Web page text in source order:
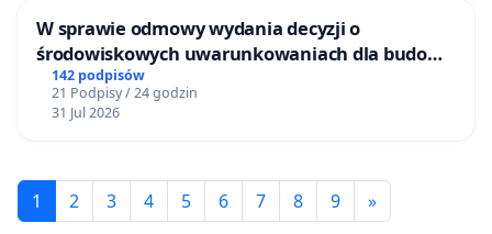
W sprawie odmowy wydania decyzji o
środowiskowych uwarunkowaniach dla budowy
zakładu wytwarzania biometanu „Krynki” w
Ostrowiu Południowym oraz ochrony
mieszkańców i Puszczy Knyszyńskiej
142 podpisów
21 Podpisy / 24 godzin
31 Jul 2026
1 2 3 4 5 6 7 8 9 »